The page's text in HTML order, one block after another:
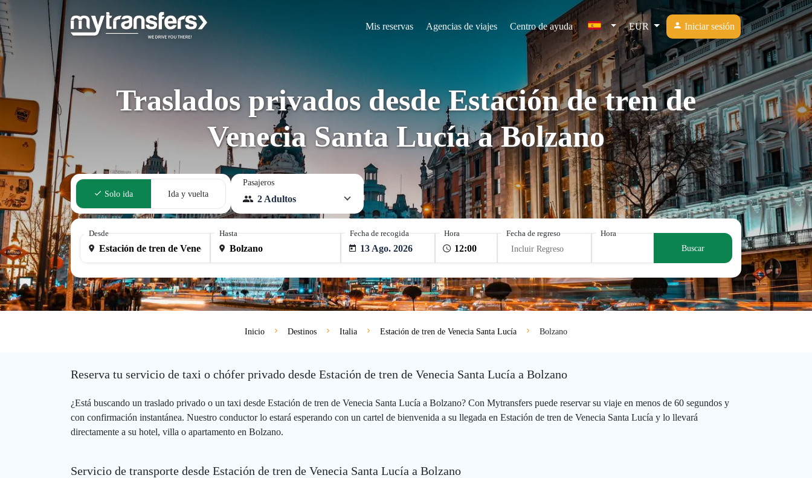
Mis reservas Agencias de viajes Centro de ayuda EUR Iniciar sesión
Traslados privados desde Estación de tren de
Venecia Santa Lucía a Bolzano
Solo ida Ida y vuelta
Pasajeros
2 Adultos
Desde Hasta Fecha de recogida
13 Ago. 2026
Hora
Fecha de regreso
Incluir Regreso
Hora
Buscar
Inicio Destinos Italia Estación de tren de Venecia Santa Lucía Bolzano
Reserva tu servicio de taxi o chófer privado desde Estación de tren de Venecia Santa Lucía a Bolzano
¿Está buscando un traslado privado o un taxi desde Estación de tren de Venecia Santa Lucía a Bolzano? Con Mytransfers puede reservar su viaje en menos de 60 segundos y
con confirmación instantánea. Nuestro conductor lo estará esperando con un cartel de bienvenida a su llegada en Estación de tren de Venecia Santa Lucía y lo llevará
directamente a su hotel, villa o apartamento en Bolzano.
Servicio de transporte desde Estación de tren de Venecia Santa Lucía a Bolzano